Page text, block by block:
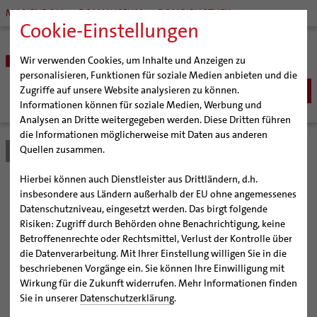
Cookie-Einstellungen
Wir verwenden Cookies, um Inhalte und Anzeigen zu
personalisieren, Funktionen für soziale Medien anbieten und die
Zugriffe auf unsere Website analysieren zu können.
Informationen können für soziale Medien, Werbung und
Analysen an Dritte weitergegeben werden. Diese Dritten führen
die Informationen möglicherweise mit Daten aus anderen
Quellen zusammen.
Hierbei können auch Dienstleister aus Drittländern, d.h.
insbesondere aus Ländern außerhalb der EU ohne angemessenes
Datenschutzniveau, eingesetzt werden. Das birgt folgende
Risiken: Zugriff durch Behörden ohne Benachrichtigung, keine
Betroffenenrechte oder Rechtsmittel, Verlust der Kontrolle über
die Datenverarbeitung. Mit Ihrer Einstellung willigen Sie in die
beschriebenen Vorgänge ein. Sie können Ihre Einwilligung mit
Wirkung für die Zukunft widerrufen. Mehr Informationen finden
Sie in unserer Datenschutzerklärung.
MARIENDOM DOMMUSEUM DOMBIBLIOTHEK
BISTUM
Bischöfe
Weihbischof Dr. Martin Marahrens
Bischof em. Norbert Trelle
Weihbischof em. Bongartz
Weihbischof em. Schwerdtfeger
Weihbischof em. Koitz
Bischof em. Dr. Wüstenberg
Generalvikariat
Gremien
Diözesangericht
Gemeindegremien
Pfarrgemeinden
Hildesheimer Dom
Virtueller Rundgang durch den Dom
Tausendjähriger Rosenstock
Die Hildesheimer Dommusik
Wallfahrten | Pilgern
Termine Wallfahrten und Pilgern
Jakobswege im Bistum Hildesheim
Veranstaltungen
Strategieprozess
Jugend
Bistum Hildesheim
Berühmteste Rose
Hildesheims zeigt sich in
voller Pracht
Der Tausendjährige Rosenstock hat über Pfingsten zu
blühen begonnen